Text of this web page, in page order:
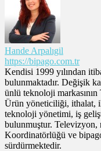
Hande Arpalıgil
https://bipago.com.tr
Kendisi 1999 yılından
bulunmaktadır. Değişik
ünlü teknoloji markasının
Ürün yöneticiliği, ithalat,
teknoloji yönetimi, iş
bulunmuştur.
Koordinatörlüğü ve
sürdürmektedir.